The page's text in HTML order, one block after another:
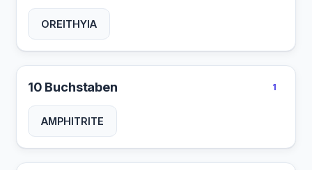
OREITHYIA
10 Buchstaben 1
AMPHITRITE